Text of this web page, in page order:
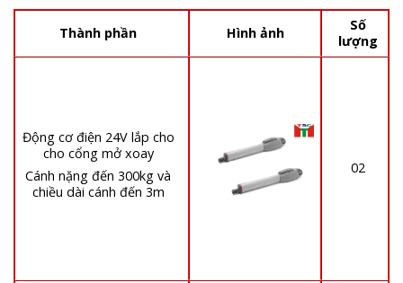
Thành phần Hình ảnh
Số
lượng
Động cơ điện 24V lắp cho
cho cổng mở xoay
Cánh nặng đến 300kg và
chiều dài cánh đến 3m
02